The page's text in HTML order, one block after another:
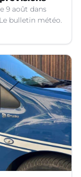
9 août dans
bulletin météo.